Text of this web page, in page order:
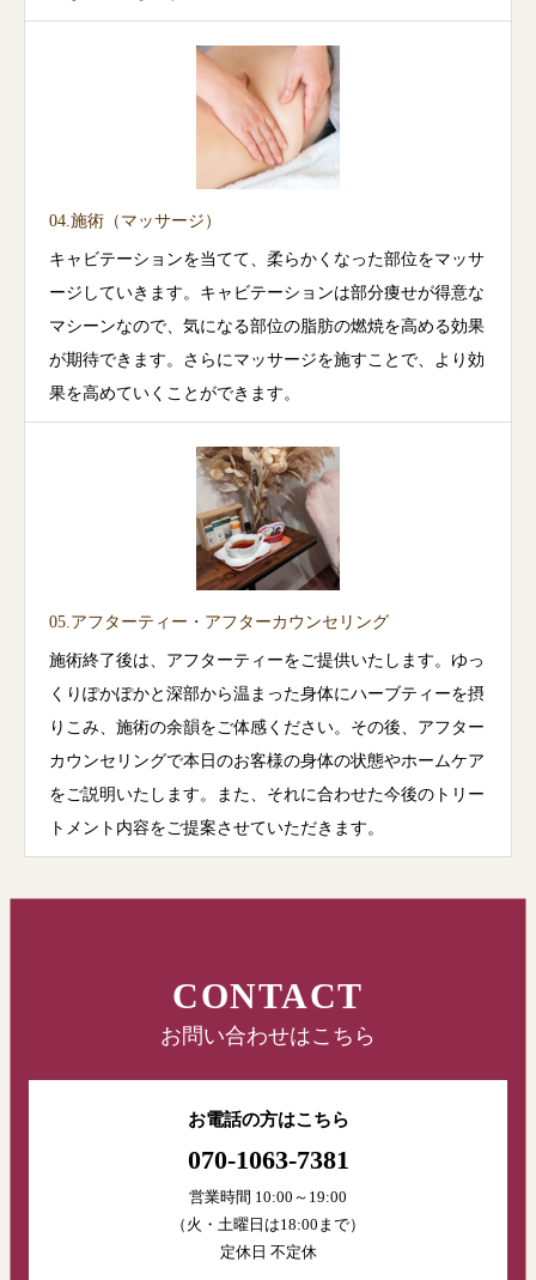
04.施術（マッサージ）
キャビテーションを当てて、柔らかくなった部位をマッサ
ージしていきます。キャビテーションは部分痩せが得意な
マシーンなので、気になる部位の脂肪の燃焼を高める効果
が期待できます。さらにマッサージを施すことで、より効
果を高めていくことができます。
05.アフターティー・アフターカウンセリング
施術終了後は、アフターティーをご提供いたします。ゆっ
くりぽかぽかと深部から温まった身体にハーブティーを摂
りこみ、施術の余韻をご体感ください。その後、アフター
カウンセリングで本日のお客様の身体の状態やホームケア
をご説明いたします。また、それに合わせた今後のトリー
トメント内容をご提案させていただきます。
CONTACT
お問い合わせはこちら
お電話の方はこちら
070-1063-7381
営業時間 10:00～19:00
（火・土曜日は18:00まで）
定休日 不定休